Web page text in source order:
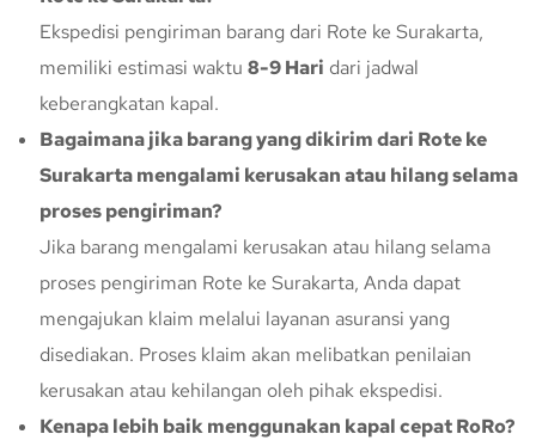
Ekspedisi pengiriman barang dari Rote ke Surakarta,
memiliki estimasi waktu 8-9 Hari dari jadwal
keberangkatan kapal.
Bagaimana jika barang yang dikirim dari Rote ke
Surakarta mengalami kerusakan atau hilang selama
proses pengiriman?
Jika barang mengalami kerusakan atau hilang selama
proses pengiriman Rote ke Surakarta, Anda dapat
mengajukan klaim melalui layanan asuransi yang
disediakan. Proses klaim akan melibatkan penilaian
kerusakan atau kehilangan oleh pihak ekspedisi.
Kenapa lebih baik menggunakan kapal cepat RoRo?